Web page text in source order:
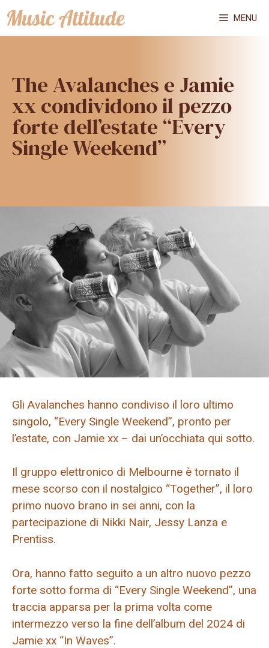
Vai
al
MENU
The Avalanches e Jamie
xx condividono il pezzo
forte dell’estate “Every
Single Weekend”
Gli Avalanches hanno condiviso il loro ultimo
singolo, “Every Single Weekend”, pronto per
l’estate, con Jamie xx – dai un’occhiata qui sotto.
Il gruppo elettronico di Melbourne è tornato il
mese scorso con il nostalgico “Together”, il loro
primo nuovo brano in sei anni, con la
partecipazione di Nikki Nair, Jessy Lanza e
Prentiss.
Ora, hanno fatto seguito a un altro nuovo pezzo
forte sotto forma di “Every Single Weekend”, una
traccia apparsa per la prima volta come
intermezzo verso la fine dell’album del 2024 di
Jamie xx “In Waves”.